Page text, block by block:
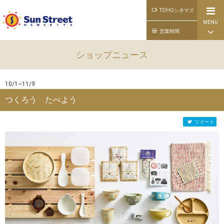
TOHOシネマズ
営業時間
MENU
公式ライン
ショップニュース
10/1~11/9
つくろう たべよう
ツイート